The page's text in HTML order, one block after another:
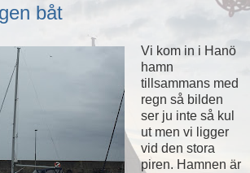
båt
Vi kom in i Hanö
hamn
tillsammans med
regn så bilden
ser ju inte så kul
ut men vi ligger
vid den stora
piren. Hamnen är